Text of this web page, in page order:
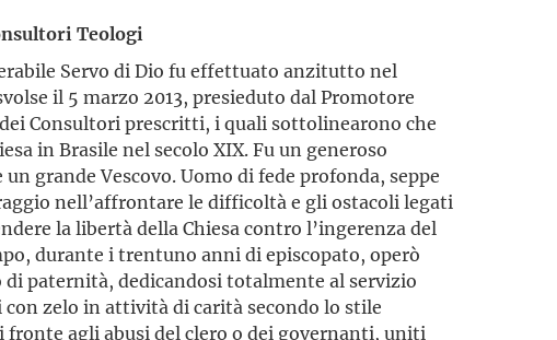
Teologi
Servo di Dio fu effettuato anzitutto nel
il 5 marzo 2013, presieduto dal Promotore
Consultori prescritti, i quali sottolinearono che
in Brasile nel secolo XIX. Fu un generoso
grande Vescovo. Uomo di fede profonda, seppe
nell’affrontare le difficoltà e gli ostacoli legati
la libertà della Chiesa contro l’ingerenza del
durante i trentuno anni di episcopato, operò
di paternità, dedicandosi totalmente al servizio
zelo in attività di carità secondo lo stile
fronte agli abusi del clero o dei governanti, uniti